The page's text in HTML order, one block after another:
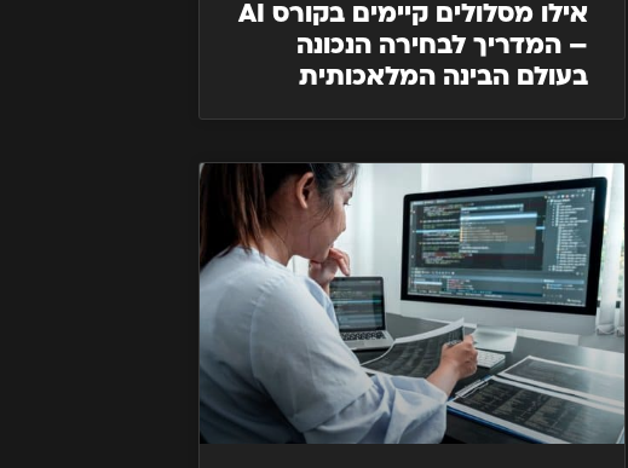
אילו מסלולים קיימים בקורס AI
– המדריך לבחירה הנכונה
בעולם הבינה המלאכותית